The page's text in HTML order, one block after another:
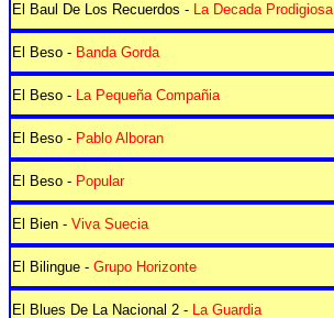
El Baul De Los Recuerdos - La Decada Prodigiosa
El Beso - Banda Gorda
El Beso - La Pequeña Compañia
El Beso - Pablo Alboran
El Beso - Popular
El Bien - Viva Suecia
El Bilingue - Grupo Horizonte
El Blues De La Nacional 2 - La Guardia